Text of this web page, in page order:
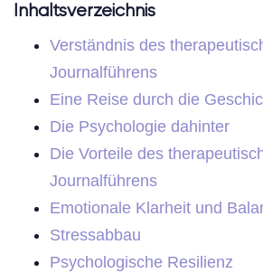
Inhaltsverzeichnis
Verständnis des
Journalführens
Eine Reise durch die
Die Psychologie dahinter
Die Vorteile des
Journalführens
Emotionale Klarheit und
Stressabbau
Psychologische Resilienz